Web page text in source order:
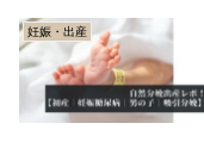
妊娠・出産